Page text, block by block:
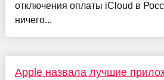
отключения оплаты iCloud в
ничего...
Apple назвала лучшие